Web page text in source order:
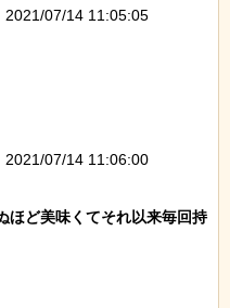
2021/07/14 11:05:05
2021/07/14 11:06:00
ほど美味くてそれ以来毎回持